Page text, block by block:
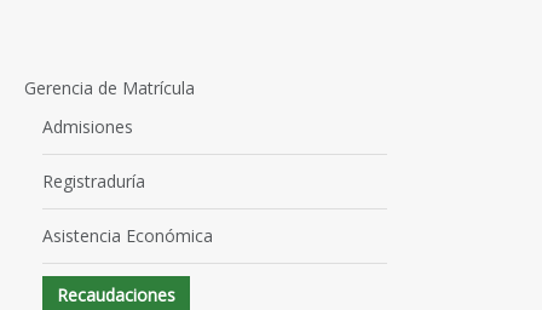
Gerencia de Matrícula
Admisiones
Registraduría
Asistencia Económica
Recaudaciones